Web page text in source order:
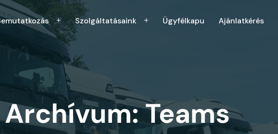
Szolgáltatásaink Ügyfélkapu Ajánlatkérés
Archívum:Teams